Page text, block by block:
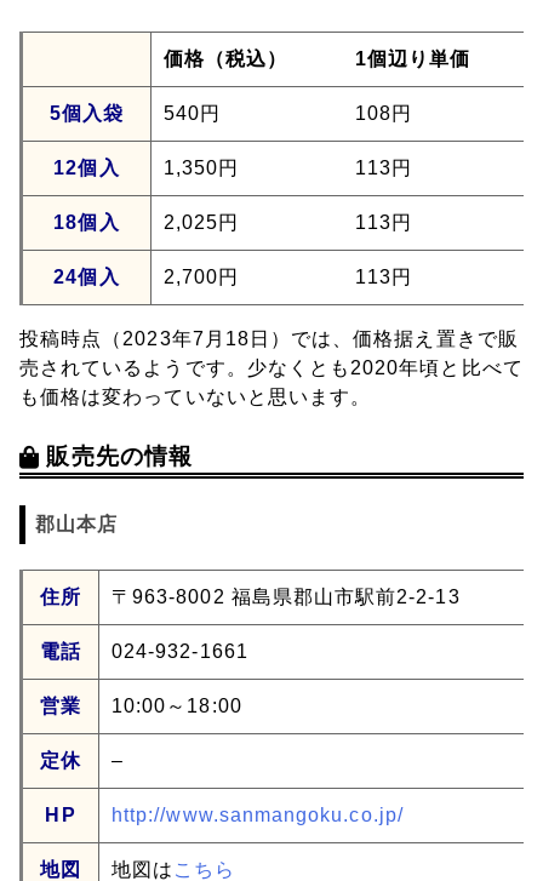
価格（税込） 1個辺り単価
5個入袋 540円 108円
12個入 1,350円 113円
18個入 2,025円 113円
24個入 2,700円 113円
投稿時点（2023年7月18日）では、価格据え置きで販
売されているようです。少なくとも2020年頃と比べて
も価格は変わっていないと思います。
販売先の情報
郡山本店
住所 〒963-8002 福島県郡山市駅前2-2-13
電話 024-932-1661
営業 10:00～18:00
定休 –
HP http://www.sanmangoku.co.jp/
地図 地図は こちら